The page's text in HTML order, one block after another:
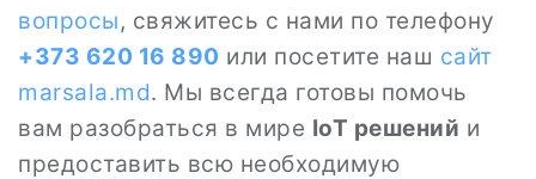
вопросы, свяжитесь с нами по телефону
+373 620 16 890 или посетите наш сайт
marsala.md. Мы всегда готовы помочь
вам разобраться в мире IoT решений и
предоставить всю необходимую